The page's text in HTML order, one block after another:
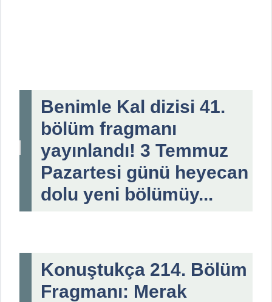
Benimle Kal dizisi 41.
bölüm fragmanı
yayınlandı! 3 Temmuz
Pazartesi günü heyecan
dolu yeni bölümüy...
Konuştukça 214. Bölüm
Fragmanı: Merak